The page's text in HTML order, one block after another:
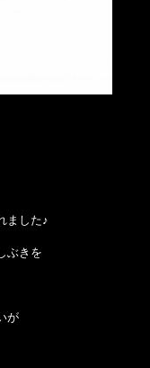
ました♪
ぶきを
が